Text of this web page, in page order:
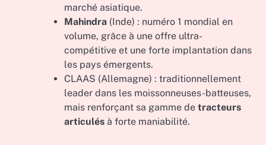
marché asiatique.
Mahindra (Inde) : numéro 1 mondial en
volume, grâce à une offre ultra-
compétitive et une forte implantation dans
les pays émergents.
CLAAS (Allemagne) : traditionnellement
leader dans les moissonneuses-batteuses,
mais renforçant sa gamme de tracteurs
articulés à forte maniabilité.